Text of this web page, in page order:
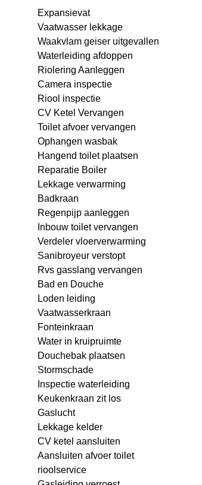
Expansievat
Vaatwasser lekkage
Waakvlam geiser uitgevallen
Waterleiding afdoppen
Riolering Aanleggen
Camera inspectie
Riool inspectie
CV Ketel Vervangen
Toilet afvoer vervangen
Ophangen wasbak
Hangend toilet plaatsen
Reparatie Boiler
Lekkage verwarming
Badkraan
Regenpijp aanleggen
Inbouw toilet vervangen
Verdeler vloerverwarming
Sanibroyeur verstopt
Rvs gasslang vervangen
Bad en Douche
Loden leiding
Vaatwasserkraan
Fonteinkraan
Water in kruipruimte
Douchebak plaatsen
Stormschade
Inspectie waterleiding
Keukenkraan zit los
Gaslucht
Lekkage kelder
CV ketel aansluiten
Aansluiten afvoer toilet
rioolservice